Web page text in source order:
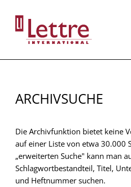
Inhalt
ARCHIVSUCHE
Die Archivfunktion bietet keine
auf einer Liste von etwa 30.000
„erweiterten Suche" kann man
Schlagwortbestandteil, Titel,
und Heftnummer suchen.